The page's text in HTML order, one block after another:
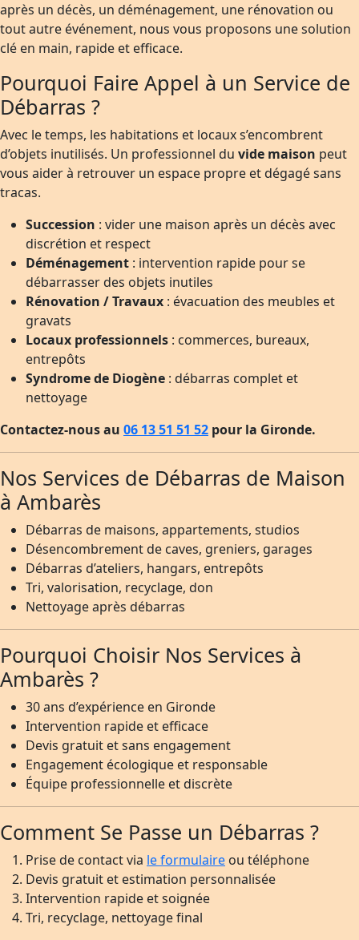
après un décès, un déménagement, une rénovation ou
tout autre événement, nous vous proposons une solution
clé en main, rapide et efficace.
Pourquoi Faire Appel à un Service de
Débarras ?
Avec le temps, les habitations et locaux s’encombrent
d’objets inutilisés. Un professionnel du vide maison peut
vous aider à retrouver un espace propre et dégagé sans
tracas.
Succession : vider une maison après un décès avec
discrétion et respect
Déménagement : intervention rapide pour se
débarrasser des objets inutiles
Rénovation / Travaux : évacuation des meubles et
gravats
Locaux professionnels : commerces, bureaux,
entrepôts
Syndrome de Diogène : débarras complet et
nettoyage
Contactez-nous au 06 13 51 51 52 pour la Gironde.
Nos Services de Débarras de Maison
à Ambarès
Débarras de maisons, appartements, studios
Désencombrement de caves, greniers, garages
Débarras d’ateliers, hangars, entrepôts
Tri, valorisation, recyclage, don
Nettoyage après débarras
Pourquoi Choisir Nos Services à
Ambarès ?
30 ans d’expérience en Gironde
Intervention rapide et efficace
Devis gratuit et sans engagement
Engagement écologique et responsable
Équipe professionnelle et discrète
Comment Se Passe un Débarras ?
Prise de contact via le formulaire ou téléphone
Devis gratuit et estimation personnalisée
Intervention rapide et soignée
Tri, recyclage, nettoyage final